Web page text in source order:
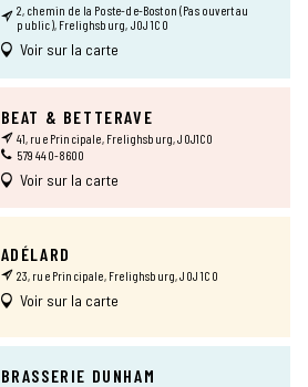
2, chemin de la Poste-de-Boston (Pas ouvert au
public), Frelighsburg, J0J 1C0
Voir sur la carte
BEAT & BETTERAVE
41, rue Principale, Frelighsburg, J0J1C0
579 440-8600
Voir sur la carte
ADÉLARD
23, rue Principale, Frelighsburg, J0J 1C0
Voir sur la carte
BRASSERIE DUNHAM